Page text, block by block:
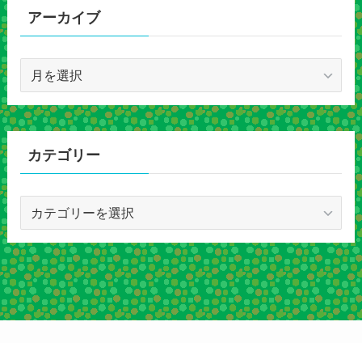
アーカイブ
カ
イ
カテゴリー
ゴ
リ
ー